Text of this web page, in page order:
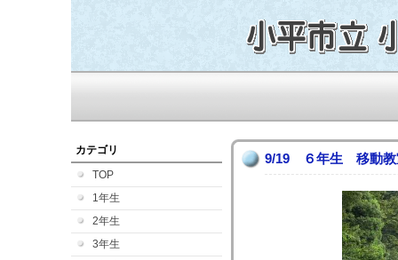
カテゴリ
TOP
1年生
2年生
3年生
9/19 ６年生 移動教